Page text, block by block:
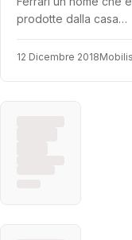
prodotte dalla casa…
12 Dicembre 2018